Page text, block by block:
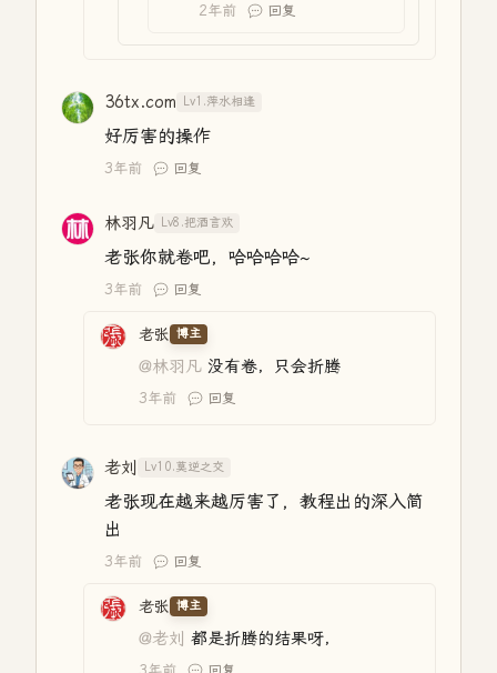
2年前 回复
36tx.com Lv1.萍水相逢
好厉害的操作
3年前 回复
林羽凡 Lv8.把酒言欢
老张你就卷吧，哈哈哈哈~
3年前 回复
老张 博主
@林羽凡 没有卷，只会折腾
3年前 回复
老刘 Lv10.莫逆之交
老张现在越来越厉害了，教程出的深入简
出
3年前 回复
老张 博主
@老刘 都是折腾的结果呀，